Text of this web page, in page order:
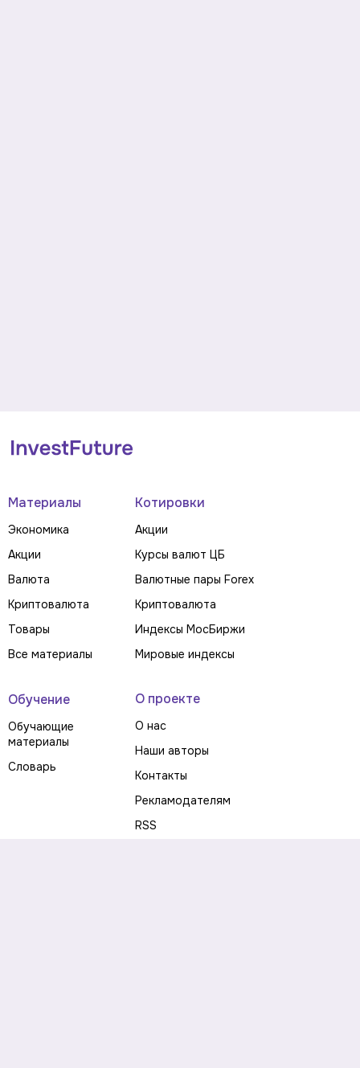
Материалы
Экономика
Акции
Валюта
Криптовалюта
Товары
Все материалы
Котировки
Акции
Курсы валют ЦБ
Валютные пары Forex
Криптовалюта
Индексы МосБиржи
Мировые индексы
Обучение
Обучающие
материалы
Словарь
О проекте
О нас
Наши авторы
Контакты
Рекламодателям
RSS